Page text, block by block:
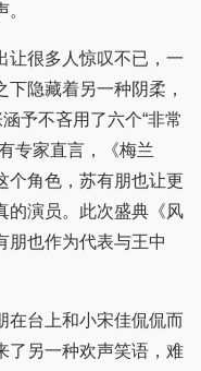
很多人惊叹不已，一
隐藏着另一种阴柔，
予不吝用了六个“非常
专家直言，《梅兰
个角色，苏有朋也让更
的演员。此次盛典《风
朋也作为代表与王中
台上和小宋佳侃侃而
了另一种欢声笑语，难